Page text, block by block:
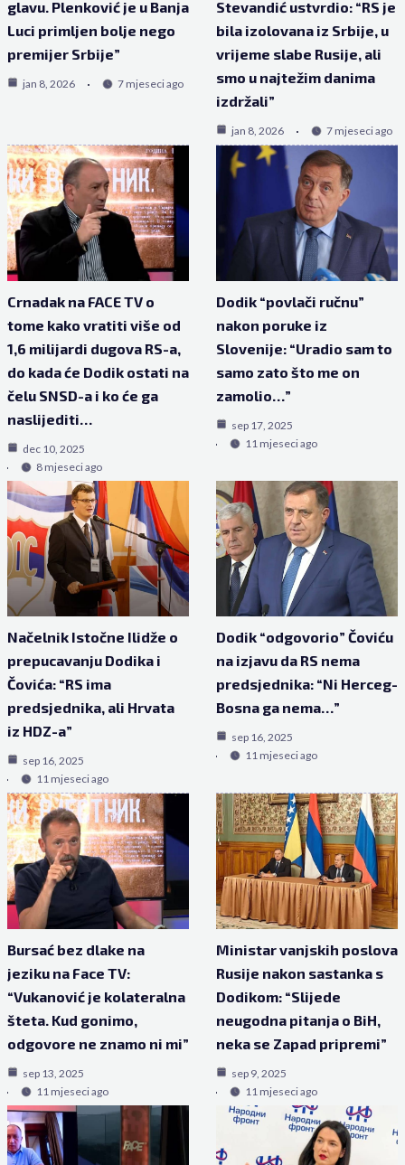
glavu. Plenković je u Banja
Luci primljen bolje nego
premijer Srbije”
jan 8, 2026 7 mjeseci ago
Stevandić ustvrdio: “RS je
bila izolovana iz Srbije, u
vrijeme slabe Rusije, ali
smo u najtežim danima
izdržali”
jan 8, 2026 7 mjeseci ago
Crnadak na FACE TV o
tome kako vratiti više od
1,6 milijardi dugova RS-a,
do kada će Dodik ostati na
čelu SNSD-a i ko će ga
naslijediti…
dec 10, 2025
8 mjeseci ago
Dodik “povlači ručnu”
nakon poruke iz
Slovenije: “Uradio sam to
samo zato što me on
zamolio…”
sep 17, 2025
11 mjeseci ago
Načelnik Istočne Ilidže o
prepucavanju Dodika i
Čovića: “RS ima
predsjednika, ali Hrvata
iz HDZ-a”
sep 16, 2025
11 mjeseci ago
Dodik “odgovorio” Čoviću
na izjavu da RS nema
predsjednika: “Ni Herceg-
Bosna ga nema…”
sep 16, 2025
11 mjeseci ago
Bursać bez dlake na
jeziku na Face TV:
“Vukanović je kolateralna
šteta. Kud gonimo,
odgovore ne znamo ni mi”
sep 13, 2025
11 mjeseci ago
Ministar vanjskih poslova
Rusije nakon sastanka s
Dodikom: “Slijede
neugodna pitanja o BiH,
neka se Zapad pripremi”
sep 9, 2025
11 mjeseci ago